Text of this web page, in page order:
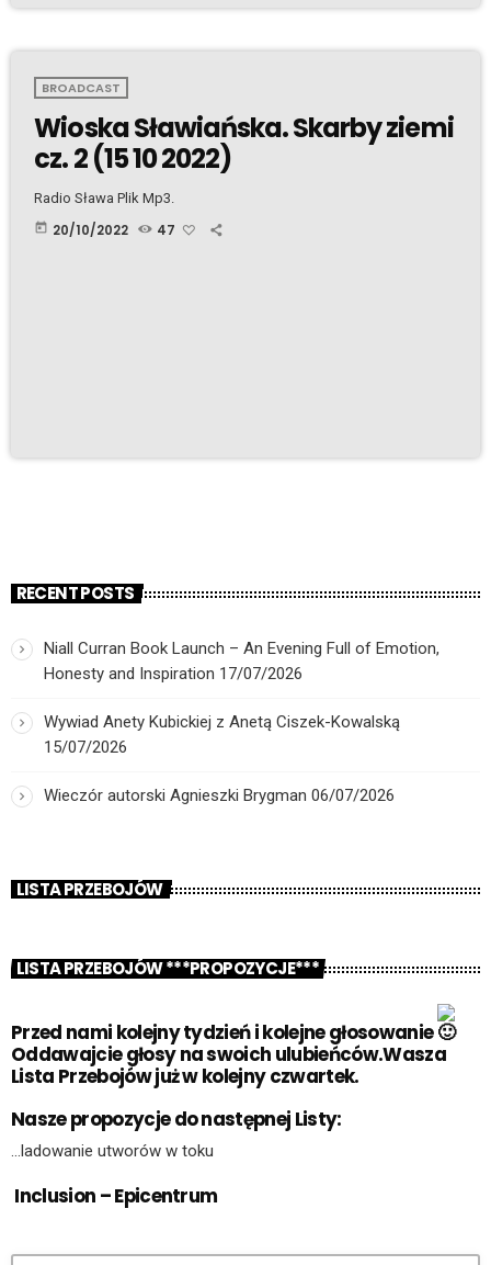
BROADCAST
Wioska Sławiańska. Skarby ziemi
cz. 2 (15 10 2022)
Radio Sława Plik Mp3.
today 20/10/2022 47
RECENT POSTS
Niall Curran Book Launch – An Evening Full of Emotion,
Honesty and Inspiration 17/07/2026
Wywiad Anety Kubickiej z Anetą Ciszek-Kowalską
15/07/2026
Wieczór autorski Agnieszki Brygman 06/07/2026
LISTA PRZEBOJÓW
LISTA PRZEBOJÓW ***PROPOZYCJE***
Przed nami kolejny tydzień i kolejne głosowanie
Oddawajcie głosy na swoich ulubieńców.Wasza
Lista Przebojów już w kolejny czwartek.
Nasze propozycje do następnej Listy:
…ladowanie utworów w toku
Inclusion – Epicentrum